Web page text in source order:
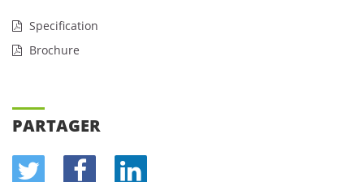
Specification
Brochure
PARTAGER